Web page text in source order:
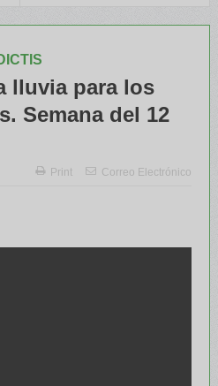
lluvia para los
Semana del 12
Print Correo Electrónico